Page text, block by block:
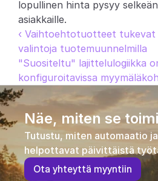
Kehittäjille
Tietoa
Select Language
Varaa
lopullinen hinta pysyy
asiakkaille.
‹ Vaihtoehtotuotteet
valintoja tuotemuunnelmilla
"Suositeltu" lajittelulogiikka
konfiguroitavissa
Näe, miten se
Tutustu, miten automaatio
helpottavat päivittäistä
Ota yhteyttä myyntiin